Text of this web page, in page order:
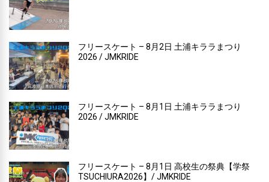
フリースケート – 8月2日 土浦キララまつり
2026 / JMKRIDE
フリースケート – 8月1日 土浦キララまつり
2026 / JMKRIDE
フリースケート – 8月1日 高校生の祭典【学祭
TSUCHIURA2026】/ JMKRIDE